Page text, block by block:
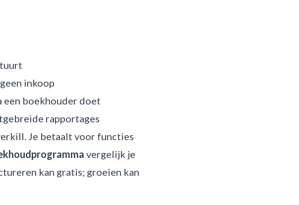
inkoop
een boekhouder doet
rapportages
Je betaalt voor functies
vergelijk je
kan gratis; groeien kan